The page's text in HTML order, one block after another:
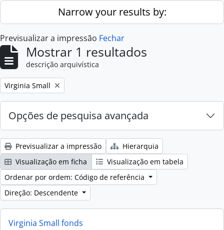
Skip to main contentNarrow your results by:
Previsualizar a impressão Fechar
Mostrar 1 resultados
descrição arquivística
Remove filter:
Virginia Small
Opções de pesquisa avançada
Previsualizar a impressão
Hierarquia
Visualização em ficha
Visualização em tabela
Ordenar por ordem: Código de referência
Direção: Descendente
Virginia Small fonds